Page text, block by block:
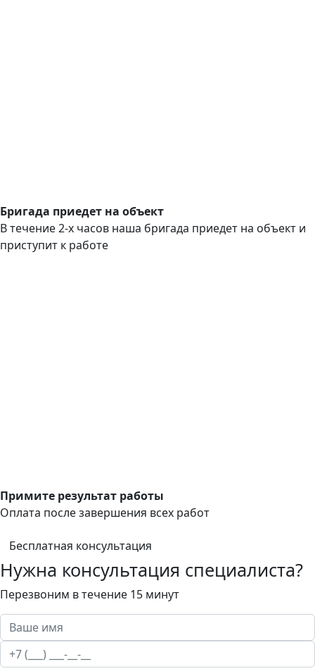
Бригада приедет на объект
В течение 2-х часов наша бригада приедет на объект и
приступит к работе
Примите результат работы
Оплата после завершения всех работ
Бесплатная консультация
Нужна консультация специалиста?
Перезвоним в течение 15 минут